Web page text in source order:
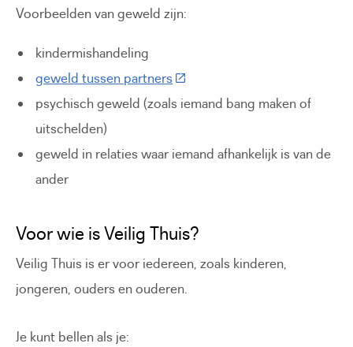
Voorbeelden van geweld zijn:
kindermishandeling
geweld tussen partners (Deze link gaat naar een
psychisch geweld (zoals iemand bang maken of
uitschelden)
geweld in relaties waar iemand afhankelijk is van de
ander
Voor wie is Veilig Thuis?
Veilig Thuis is er voor iedereen, zoals kinderen,
jongeren, ouders en ouderen.
Je kunt bellen als je: